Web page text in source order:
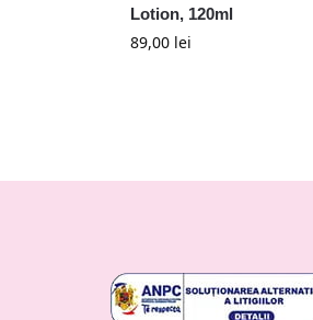
Lotion, 120ml
89,00 lei